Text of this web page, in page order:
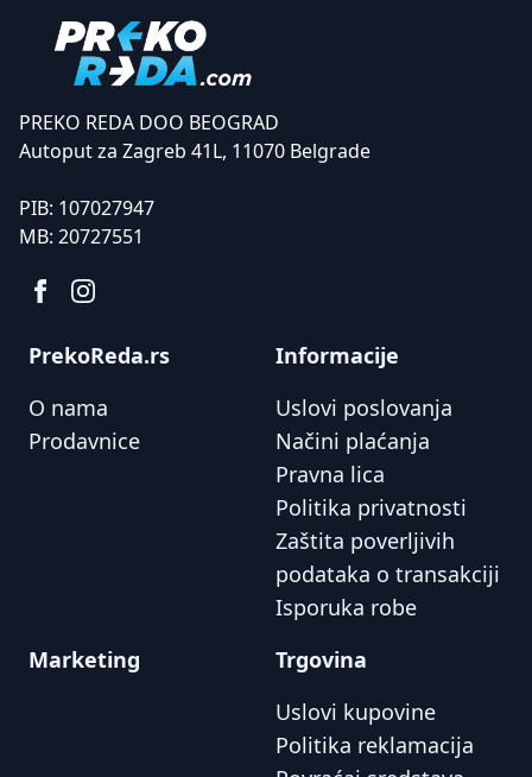
PREKO REDA DOO BEOGRAD
Autoput za Zagreb 41L, 11070 Belgrade
PIB: 107027947
MB: 20727551
PrekoReda.rs
O nama
Prodavnice
Informacije
Uslovi poslovanja
Načini plaćanja
Pravna lica
Politika privatnosti
Zaštita poverljivih
podataka o transakciji
Isporuka robe
Marketing
Trgovina
Uslovi kupovine
Politika reklamacija